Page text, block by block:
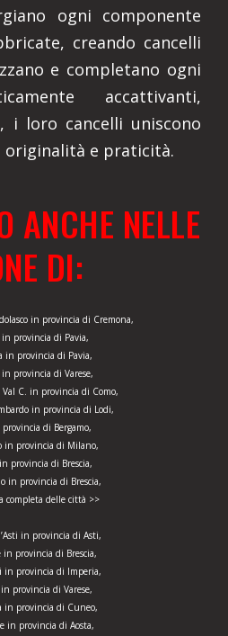
ogni componente
creando cancelli
e completano ogni
accattivanti,
i loro cancelli uniscono
originalità e praticità.
ANCHE NELLE
DI:
in provincia di Cremona,
in provincia di Pavia,
in provincia di Pavia,
provincia di Varese,
Val C. in provincia di Como,
in provincia di Lodi,
provincia di Bergamo,
in provincia di Milano,
provincia di Brescia,
in provincia di Brescia,
completa delle città >>
in provincia di Asti,
provincia di Brescia,
in provincia di Imperia,
provincia di Varese,
in provincia di Cuneo,
in provincia di Aosta,